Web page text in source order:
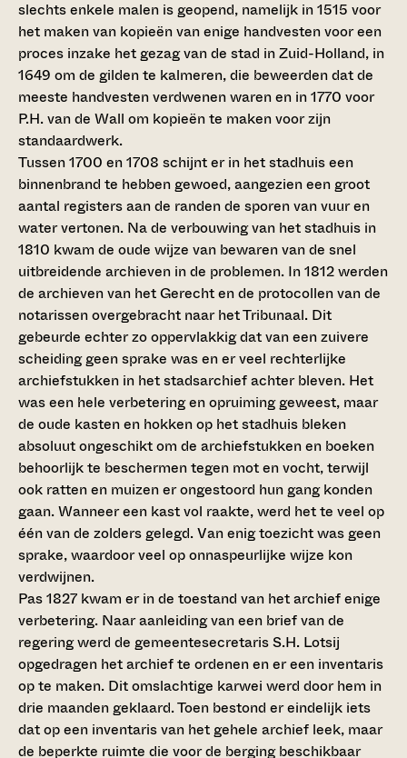
slechts enkele malen is geopend, namelijk in 1515 voor
het maken van kopieën van enige handvesten voor een
proces inzake het gezag van de stad in Zuid-Holland, in
1649 om de gilden te kalmeren, die beweerden dat de
meeste handvesten verdwenen waren en in 1770 voor
P.H. van de Wall om kopieën te maken voor zijn
standaardwerk.
Tussen 1700 en 1708 schijnt er in het stadhuis een
binnenbrand te hebben gewoed, aangezien een groot
aantal registers aan de randen de sporen van vuur en
water vertonen. Na de verbouwing van het stadhuis in
1810 kwam de oude wijze van bewaren van de snel
uitbreidende archieven in de problemen. In 1812 werden
de archieven van het Gerecht en de protocollen van de
notarissen overgebracht naar het Tribunaal. Dit
gebeurde echter zo oppervlakkig dat van een zuivere
scheiding geen sprake was en er veel rechterlijke
archiefstukken in het stadsarchief achter bleven. Het
was een hele verbetering en opruiming geweest, maar
de oude kasten en hokken op het stadhuis bleken
absoluut ongeschikt om de archiefstukken en boeken
behoorlijk te beschermen tegen mot en vocht, terwijl
ook ratten en muizen er ongestoord hun gang konden
gaan. Wanneer een kast vol raakte, werd het te veel op
één van de zolders gelegd. Van enig toezicht was geen
sprake, waardoor veel op onnaspeurlijke wijze kon
verdwijnen.
Pas 1827 kwam er in de toestand van het archief enige
verbetering. Naar aanleiding van een brief van de
regering werd de gemeentesecretaris S.H. Lotsij
opgedragen het archief te ordenen en er een inventaris
op te maken. Dit omslachtige karwei werd door hem in
drie maanden geklaard. Toen bestond er eindelijk iets
dat op een inventaris van het gehele archief leek, maar
de beperkte ruimte die voor de berging beschikbaar